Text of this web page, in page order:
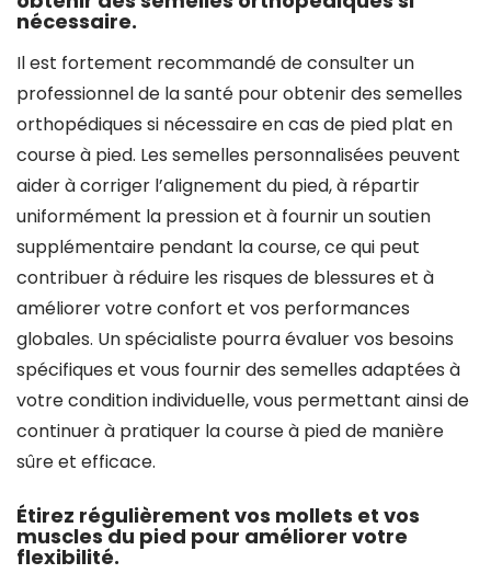
nécessaire.
Il est fortement recommandé de consulter un
professionnel de la santé pour obtenir des semelles
orthopédiques si nécessaire en cas de pied plat en
course à pied. Les semelles personnalisées peuvent
aider à corriger l’alignement du pied, à répartir
uniformément la pression et à fournir un soutien
supplémentaire pendant la course, ce qui peut
contribuer à réduire les risques de blessures et à
améliorer votre confort et vos performances
globales. Un spécialiste pourra évaluer vos besoins
spécifiques et vous fournir des semelles adaptées à
votre condition individuelle, vous permettant ainsi de
continuer à pratiquer la course à pied de manière
sûre et efficace.
Étirez régulièrement vos mollets et vos
muscles du pied pour améliorer votre
flexibilité.